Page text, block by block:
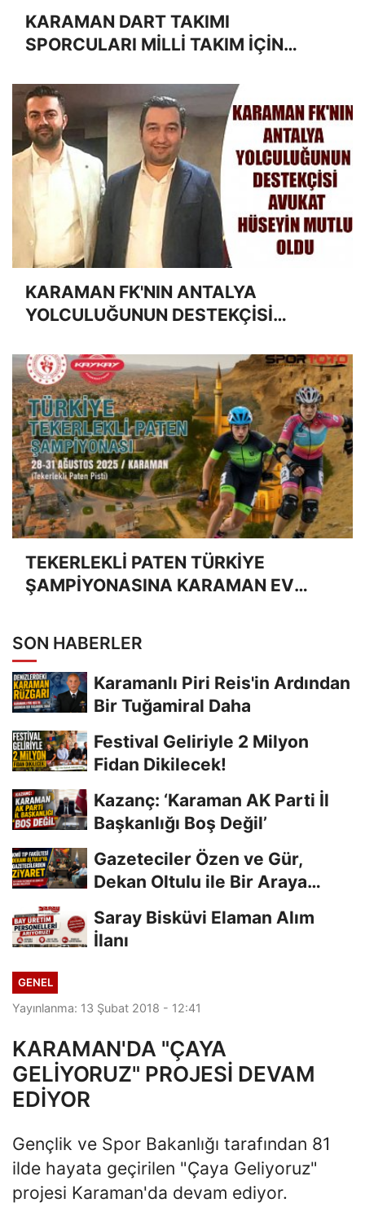
KARAMAN DART TAKIMI
SPORCULARI MİLLİ TAKIM İÇİN
KARAMAN FK'NIN ANTALYA
YOLCULUĞUNUN DESTEKÇİSİ
TEKERLEKLİ PATEN TÜRKİYE
ŞAMPİYONASINA KARAMAN EV
SON HABERLER
Karamanlı Piri Reis'in Ardından
Bir Tuğamiral Daha
Festival Geliriyle 2 Milyon
Fidan Dikilecek!
Kazanç: ‘Karaman AK Parti İl
Başkanlığı Boş Değil’
Gazeteciler Özen ve Gür,
Dekan Oltulu ile Bir Araya
Saray Bisküvi Elaman Alım
İlanı
GENEL
Yayınlanma: 13 Şubat 2018 - 12:41
KARAMAN'DA "ÇAYA
GELİYORUZ" PROJESİ DEVAM
EDİYOR
Gençlik ve Spor Bakanlığı tarafından 81
ilde hayata geçirilen "Çaya Geliyoruz"
projesi Karaman'da devam ediyor.